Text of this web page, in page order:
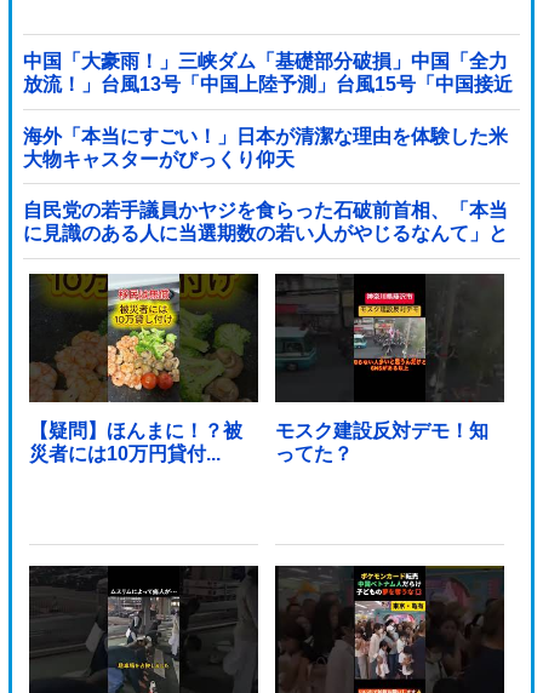
中国「大豪雨！」三峡ダム「基礎部分破損」中国「全力
放流！」台風13号「中国上陸予測」台風15号「中国接近
（画像」中国「台風同時上陸！（穀物生産が壊滅危機」
→
海外「本当にすごい！」日本が清潔な理由を体験した米
大物キャスターがびっくり仰天
自民党の若手議員かヤジを食らった石破前首相、「本当
に見識のある人に当選期数の若い人がやじるなんて」と
不満たらたらな様子を見せて……他
【疑問】ほんまに！？被
災者には10万円貸付...
モスク建設反対デモ！知
ってた？